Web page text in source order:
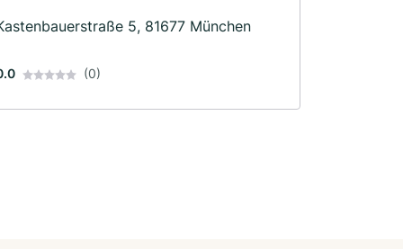
5, 81677 München
(0)